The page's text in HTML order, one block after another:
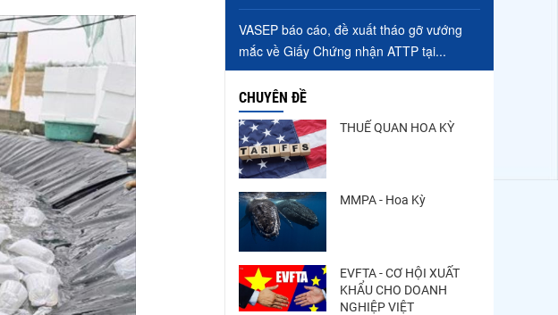
VASEP báo cáo, đề xuất tháo gỡ vướng
mắc về Giấy Chứng nhận ATTP tại...
CHUYÊN ĐỀ
THUẾ QUAN HOA KỲ
MMPA - Hoa Kỳ
EVFTA - CƠ HỘI XUẤT
KHẨU CHO DOANH
NGHIỆP VIỆT